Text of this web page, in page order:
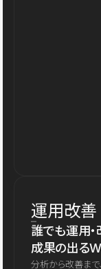
運用改善
誰でも運用・
成果の出る
分析から改善まで